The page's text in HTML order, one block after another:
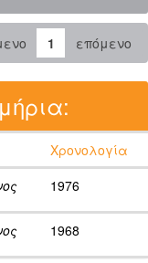
1 επόμενο
Χρονολογία
1976
1968